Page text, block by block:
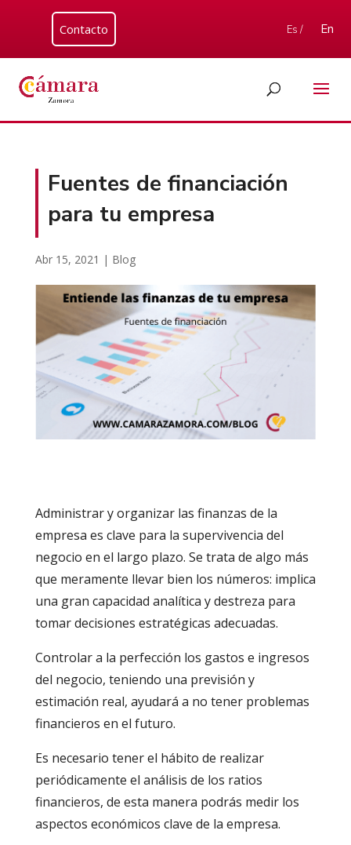
Contacto Es / En
Fuentes de financiación
para tu empresa
Abr 15, 2021 | Blog
Administrar y organizar las finanzas de la
empresa es clave para la supervivencia del
negocio en el largo plazo. Se trata de algo más
que meramente llevar bien los números: implica
una gran capacidad analítica y destreza para
tomar decisiones estratégicas adecuadas.
Controlar a la perfección los gastos e ingresos
del negocio, teniendo una previsión y
estimación real, ayudará a no tener problemas
financieros en el futuro.
Es necesario tener el hábito de realizar
periódicamente el análisis de los ratios
financieros, de esta manera podrás medir los
aspectos económicos clave de la empresa.